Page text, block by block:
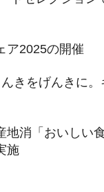
ア2025の開催
きをげんきに
地消「おいしい
施